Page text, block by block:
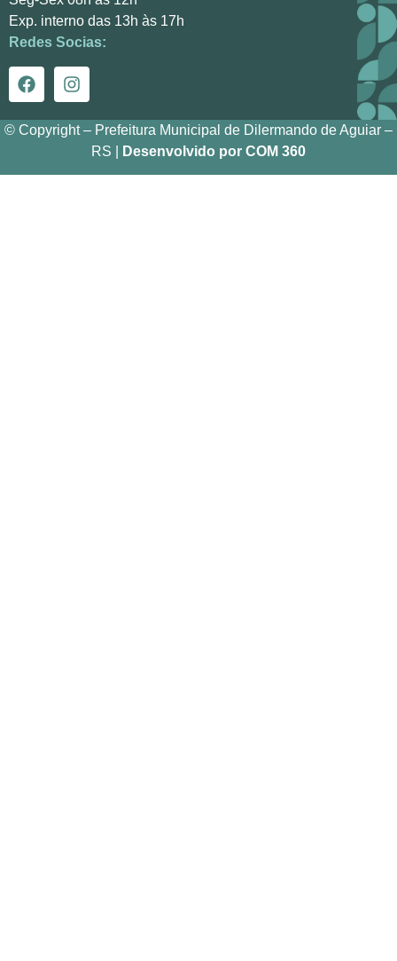
Exp. interno das 13h às 17h
Redes Socias:
© Copyright – Prefeitura Municipal de Dilermando de Aguiar –
RS |
Desenvolvido por COM 360